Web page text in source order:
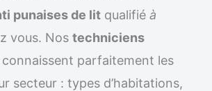
punaises de lit qualifié à
vous. Nos techniciens
connaissent parfaitement les
secteur : types d’habitations,